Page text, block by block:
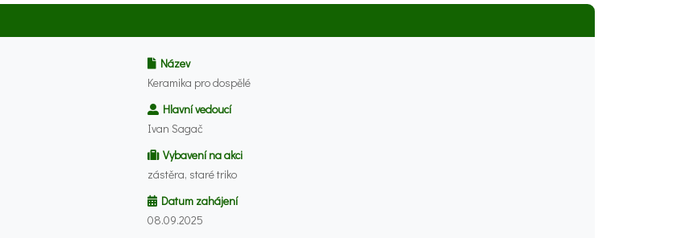
Název
Keramika pro dospělé
Hlavní vedoucí
Ivan Sagač
Vybavení na akci
zástěra, staré triko
Datum zahájení
08.09.2025